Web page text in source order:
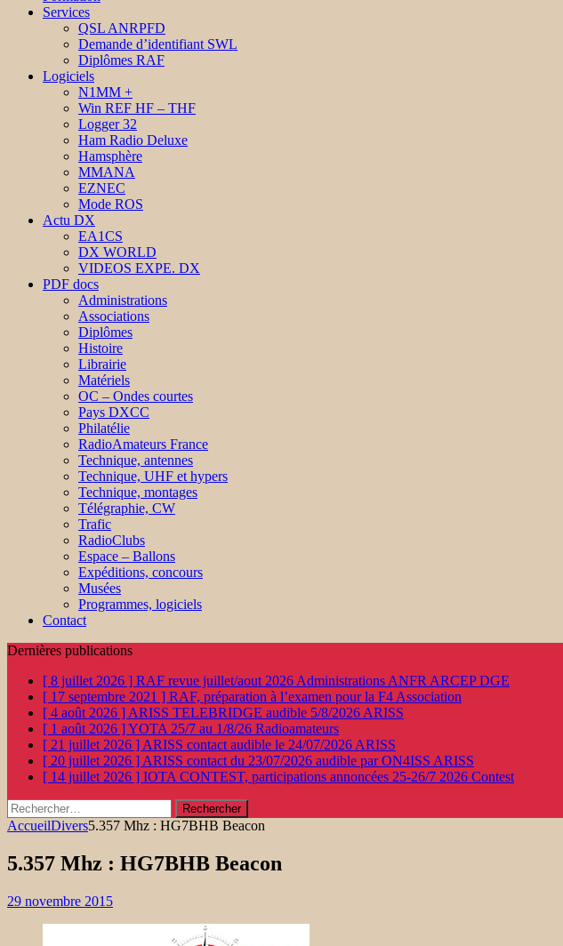
Services
QSL ANRPFD
Demande d’identifiant SWL
Diplômes RAF
Logiciels
N1MM +
Win REF HF – THF
Logger 32
Ham Radio Deluxe
Hamsphère
MMANA
EZNEC
Mode ROS
Actu DX
EA1CS
DX WORLD
VIDEOS EXPE. DX
PDF docs
Administrations
Associations
Diplômes
Histoire
Librairie
Matériels
OC – Ondes courtes
Pays DXCC
Philatélie
RadioAmateurs France
Technique, antennes
Technique, UHF et hypers
Technique, montages
Télégraphie, CW
Trafic
RadioClubs
Espace – Ballons
Expéditions, concours
Musées
Programmes, logiciels
Contact
Dernières publications
[ 8 juillet 2026 ] RAF revue juillet/aout 2026 Administrations ANFR ARCEP DGE
[ 17 septembre 2021 ] RAF, préparation à l’examen pour la F4 Association
[ 4 août 2026 ] ARISS TELEBRIDGE audible 5/8/2026 ARISS
[ 1 août 2026 ]YOTA 25/7 au 1/8/26 Radioamateurs
[ 21 juillet 2026 ] ARISS contact audible le 24/07/2026 ARISS
[ 20 juillet 2026 ] ARISS contact du 23/07/2026 audible par ON4ISS ARISS
[ 14 juillet 2026 ] IOTA CONTEST, participations annoncées 25-26/7 2026 Contest
Rechercher :
AccueilDivers5.357 Mhz : HG7BHB Beacon
5.357 Mhz : HG7BHB Beacon
29 novembre 2015